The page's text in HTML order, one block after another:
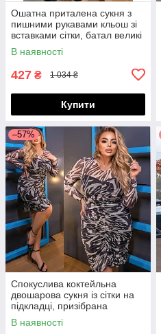
Ошатна приталена сукня з
пишними рукавами кльош зі
вставками сітки, батал великі
розміри
В наявності
427 ₴ 1 034 ₴
Купити
–57%
Спокуслива коктейльна
двошарова сукня із сітки на
підкладці, призібрана
спереду, норма і батал великі
розміри
В наявності